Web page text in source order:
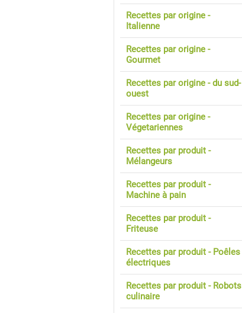
Recettes par origine -
Italienne
Recettes par origine -
Gourmet
Recettes par origine - du sud-
ouest
Recettes par origine -
Végetariennes
Recettes par produit -
Mélangeurs
Recettes par produit -
Machine à pain
Recettes par produit -
Friteuse
Recettes par produit - Poêles
électriques
Recettes par produit - Robots
culinaire